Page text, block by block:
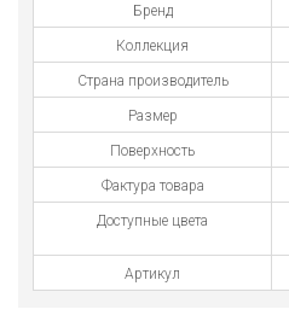
Бренд
Коллекция
Страна производитель
Размер
Поверхность
Фактура товара
Доступные цвета
Артикул